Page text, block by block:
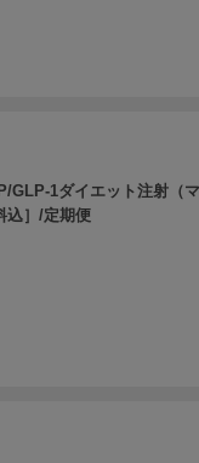
GLP-1ダイエット注射（
込］/定期便